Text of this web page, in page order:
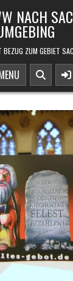
NACH
BEZUG ZUM GEBIET